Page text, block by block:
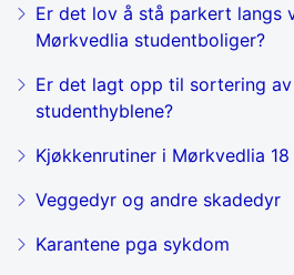
Er det lov å stå parkert langs
Mørkvedlia studentboliger?
Er det lagt opp til sortering
studenthyblene?
Kjøkkenrutiner i Mørkvedlia
Veggedyr og andre skadedyr
Karantene pga sykdom